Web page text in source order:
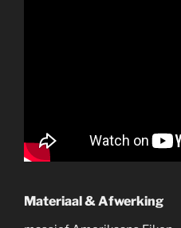
Materiaal & Afwerking